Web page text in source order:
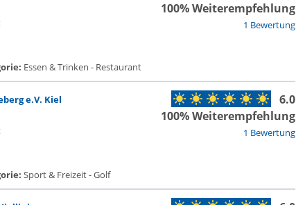
1 Bewertung
100% Weiterempfehlung
Essen & Trinken - Restaurant
e.V. Kiel
1 Bewertung
6.0
100% Weiterempfehlung
Sport & Freizeit - Golf